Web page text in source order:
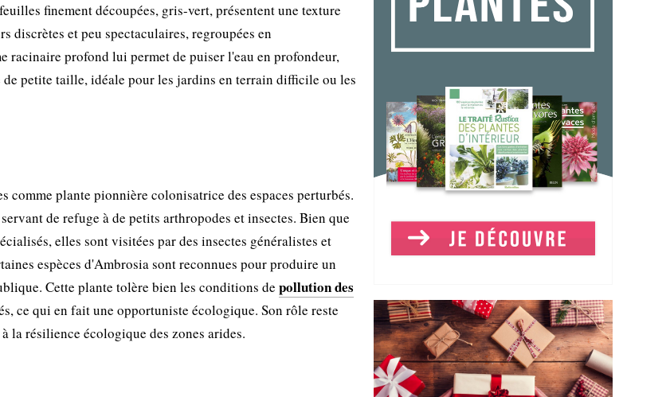
finement découpées, gris-vert, présentent une texture
discrètes et peu spectaculaires, regroupées en
racinaire profond lui permet de puiser l'eau en profondeur,
de petite taille, idéale pour les jardins en terrain difficile ou les
comme plante pionnière colonisatrice des espaces perturbés.
de refuge à de petits arthropodes et insectes. Bien que
elles sont visitées par des insectes généralistes et
espèces d'Ambrosia sont reconnues pour produire un
Cette plante tolère bien les conditions de pollution des
ce qui en fait une opportuniste écologique. Son rôle reste
la résilience écologique des zones arides.